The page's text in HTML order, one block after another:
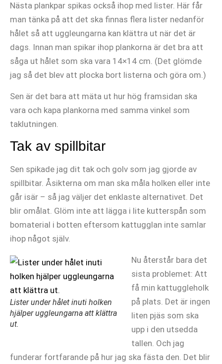
Nästa plankpar spikas också ihop med lister. Här får
man tänka på att det ska finnas flera lister nedanför
hålet så att uggleungarna kan klättra ut när det är
dags. Innan man spikar ihop plankorna är det bra att
såga ut hålet som ska vara 14×14 cm. (Det glömde
jag så det blev att plocka bort listerna och göra om.)
Sen är det bara att mäta ut hur hög framsidan ska
vara och kapa plankorna med samma vinkel som
taklutningen.
Tak av spillbitar
Sen spikade jag dit tak och golv som jag gjorde av
spillbitar. Åsikterna om man ska måla holken eller inte
går isär – så jag väljer det enklaste alternativet. Det
blir omålat. Glöm inte att lägga i lite kutterspån som
bomaterial i botten eftersom kattugglan inte samlar
ihop något själv.
Lister under hålet inuti holken
hjälper uggleungarna att klättra
ut.
Nu återstår bara det
sista problemet: Att
få min kattuggleholk
på plats. Det är ingen
liten pjäs som ska
upp i den utsedda
tallen. Och jag
funderar fortfarande på hur jag ska fästa den. Det blir